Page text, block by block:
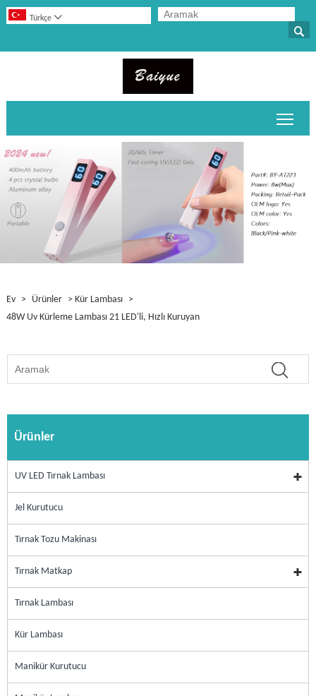

Türkçe 
Ev > Ürünler > Kür Lambası
>
48W Uv Kürleme Lambası 21 LED'li, Hızlı Kuruyan
Ürünler
UV LED Tırnak Lambası
Jel Kurutucu
Tırnak Tozu Makinası
Tırnak Matkap
Tırnak Lambası
Kür Lambası
Manikür Kurutucu